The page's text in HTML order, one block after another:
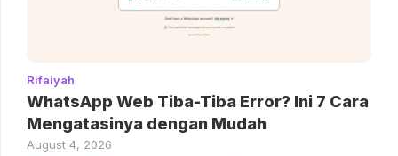
Rifaiyah
WhatsApp Web Tiba-Tiba Error? Ini 7 Cara
Mengatasinya dengan Mudah
August 4, 2026